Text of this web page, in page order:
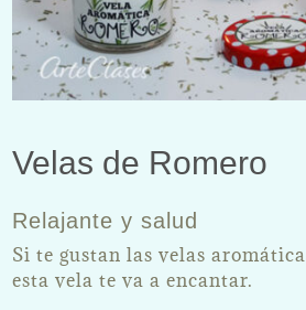
Velas de Romero
Relajante y salud
Si te gustan las velas
esta vela te va a encantar.